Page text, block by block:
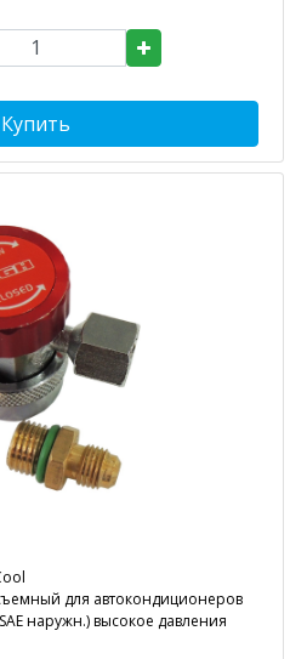
Купить
для автокондиционеров
наружн.) высокое давления